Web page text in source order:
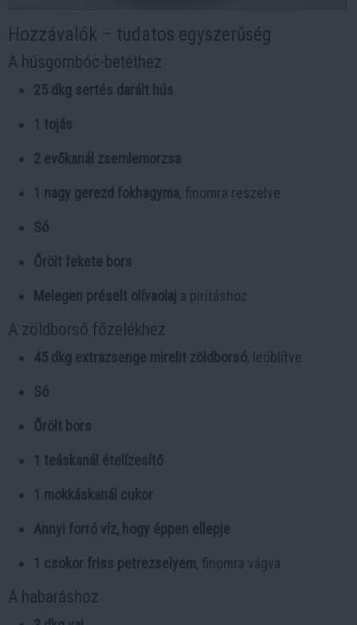
Hozzávalók – tudatos egyszerűség
A húsgombóc-betéthez
25 dkg sertés darált hús
1 tojás
2 evőkanál zsemlemorzsa
1 nagy gerezd fokhagyma, finomra reszelve
Só
Őrölt fekete bors
Melegen préselt olívaolaj a pirításhoz
A zöldborsó főzelékhez
45 dkg extrazsenge mirelit zöldborsó, leöblítve
Só
Őrölt bors
1 teáskanál ételízesítő
1 mokkáskanál cukor
Annyi forró víz, hogy éppen ellepje
1 csokor friss petrezselyem, finomra vágva
A habaráshoz